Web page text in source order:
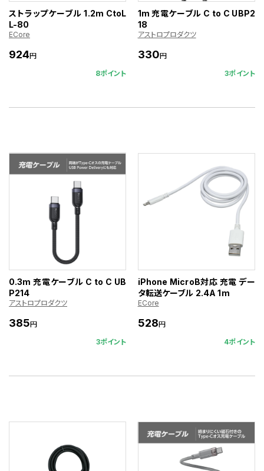
ストラップケーブル 1.2m CtoL
L-80
ECore
924円
8ポイント
1m 充電ケーブル C to C UBP2
18
アストロプロダクツ
330円
3ポイント
0.3m 充電ケーブル C to C UB
P214
アストロプロダクツ
385円
3ポイント
iPhone MicroB対応 充電 デー
タ転送ケーブル 2.4A 1m
ECore
528円
4ポイント